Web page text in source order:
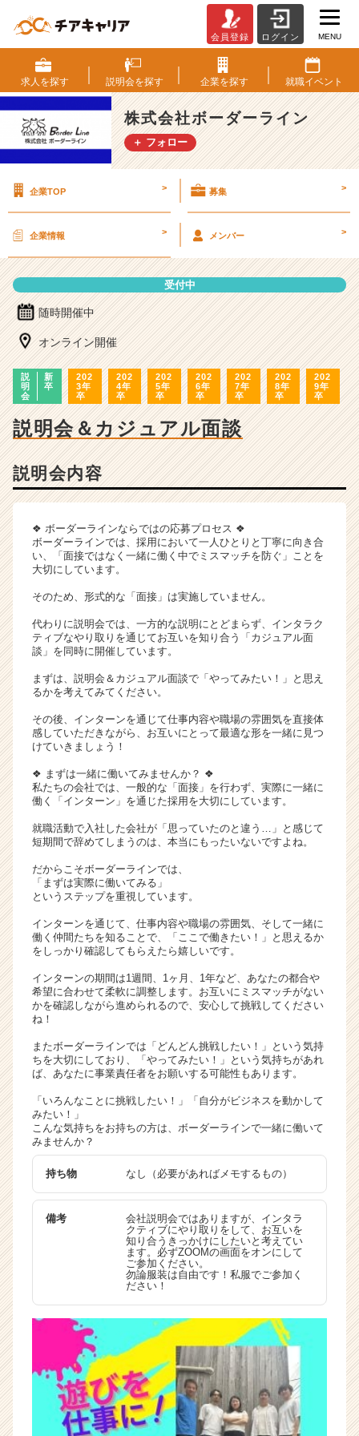
式
会
社
ボ
ー
ダ
ン
明
会
詳
チ
成
ス
カ
ウ
が
く
就
サ
イ
ト
チ
ャ
リ
（C
h
e
e
r
C
a
r
e
r）
会員登録 ログイン MENU
求人を探す 説明会を探す 企業を探す 就職イベント
株式会社ボーダーライン
＋ フォロー
企業TOP > 募集 >
企業情報 > メンバー >
受付中
随時開催中
オンライン開催
説
明
会
新
卒
202
3年
卒
202
4年
卒
202
5年
卒
202
6年
卒
202
7年
卒
202
8年
卒
202
9年
卒
説明会＆カジュアル面談
説明会内容
❖ ボーダーラインならではの応募プロセス ❖
ボーダーラインでは、採用において一人ひとりと丁寧に向き合
い、「面接ではなく一緒に働く中でミスマッチを防ぐ」ことを
大切にしています。
そのため、形式的な「面接」は実施していません。
代わりに説明会では、一方的な説明にとどまらず、インタラク
ティブなやり取りを通じてお互いを知り合う「カジュアル面
談」を同時に開催しています。
まずは、説明会＆カジュアル面談で「やってみたい！」と思え
るかを考えてみてください。
その後、インターンを通じて仕事内容や職場の雰囲気を直接体
感していただきながら、お互いにとって最適な形を一緒に見つ
けていきましょう！
❖ まずは一緒に働いてみませんか？ ❖
私たちの会社では、一般的な「面接」を行わず、実際に一緒に
働く「インターン」を通じた採用を大切にしています。
就職活動で入社した会社が「思っていたのと違う…」と感じて
短期間で辞めてしまうのは、本当にもったいないですよね。
だからこそボーダーラインでは、
「まずは実際に働いてみる」
というステップを重視しています。
インターンを通じて、仕事内容や職場の雰囲気、そして一緒に
働く仲間たちを知ることで、「ここで働きたい！」と思えるか
をしっかり確認してもらえたら嬉しいです。
インターンの期間は1週間、1ヶ月、1年など、あなたの都合や
希望に合わせて柔軟に調整します。お互いにミスマッチがない
かを確認しながら進められるので、安心して挑戦してください
ね！
またボーダーラインでは「どんどん挑戦したい！」という気持
ちを大切にしており、「やってみたい！」という気持ちがあれ
ば、あなたに事業責任者をお願いする可能性もあります。
「いろんなことに挑戦したい！」「自分がビジネスを動かして
みたい！」
こんな気持ちをお持ちの方は、ボーダーラインで一緒に働いて
みませんか？
持ち物 なし（必要があればメモするもの）
備考
会社説明会ではありますが、インタラ
クティブにやり取りをして、お互いを
知り合うきっかけにしたいと考えてい
ます。必ずZOOMの画面をオンにして
ご参加ください。
勿論服装は自由です！私服でご参加く
ださい！